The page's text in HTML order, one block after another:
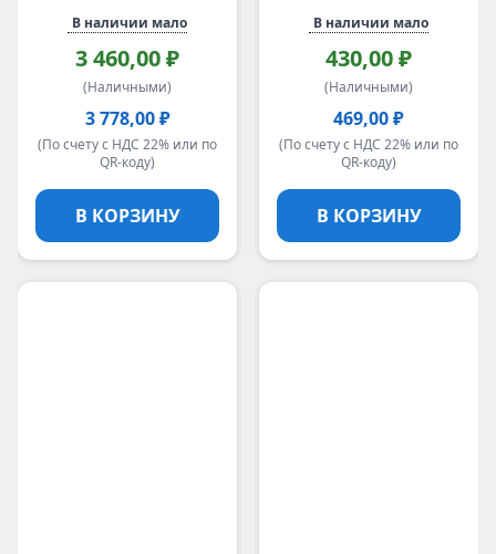
В наличии мало
3 460,00 ₽
(Наличными)
3 778,00 ₽
(По счету с НДС 22% или по
QR-коду)
В КОРЗИНУ
В наличии мало
430,00 ₽
(Наличными)
469,00 ₽
(По счету с НДС 22% или по
QR-коду)
В КОРЗИНУ